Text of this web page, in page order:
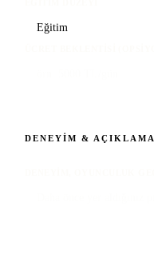
DENEYIM & AÇIKLAMA